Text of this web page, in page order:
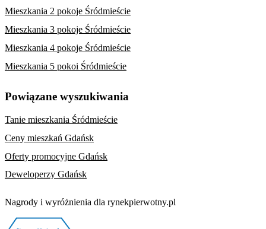
Mieszkania 2 pokoje Śródmieście
Mieszkania 3 pokoje Śródmieście
Mieszkania 4 pokoje Śródmieście
Mieszkania 5 pokoi Śródmieście
Powiązane wyszukiwania
Tanie mieszkania Śródmieście
Ceny mieszkań Gdańsk
Oferty promocyjne Gdańsk
Deweloperzy Gdańsk
Nagrody i wyróżnienia dla rynekpierwotny.pl